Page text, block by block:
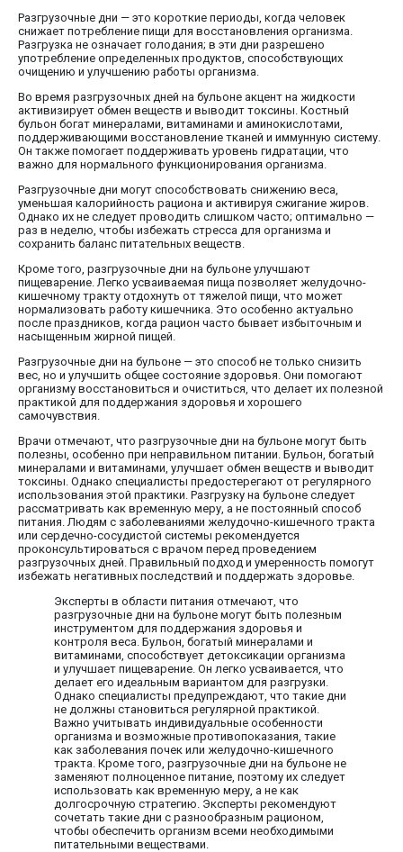
Разгрузочные дни — это короткие периоды, когда человек
снижает потребление пищи для восстановления организма.
Разгрузка не означает голодания; в эти дни разрешено
употребление определенных продуктов, способствующих
очищению и улучшению работы организма.
Во время разгрузочных дней на бульоне акцент на жидкости
активизирует обмен веществ и выводит токсины. Костный
бульон богат минералами, витаминами и аминокислотами,
поддерживающими восстановление тканей и иммунную систему.
Он также помогает поддерживать уровень гидратации, что
важно для нормального функционирования организма.
Разгрузочные дни могут способствовать снижению веса,
уменьшая калорийность рациона и активируя сжигание жиров.
Однако их не следует проводить слишком часто; оптимально —
раз в неделю, чтобы избежать стресса для организма и
сохранить баланс питательных веществ.
Кроме того, разгрузочные дни на бульоне улучшают
пищеварение. Легко усваиваемая пища позволяет желудочно-
кишечному тракту отдохнуть от тяжелой пищи, что может
нормализовать работу кишечника. Это особенно актуально
после праздников, когда рацион часто бывает избыточным и
насыщенным жирной пищей.
Разгрузочные дни на бульоне — это способ не только снизить
вес, но и улучшить общее состояние здоровья. Они помогают
организму восстановиться и очиститься, что делает их полезной
практикой для поддержания здоровья и хорошего
самочувствия.
Врачи отмечают, что разгрузочные дни на бульоне могут быть
полезны, особенно при неправильном питании. Бульон, богатый
минералами и витаминами, улучшает обмен веществ и выводит
токсины. Однако специалисты предостерегают от регулярного
использования этой практики. Разгрузку на бульоне следует
рассматривать как временную меру, а не постоянный способ
питания. Людям с заболеваниями желудочно-кишечного тракта
или сердечно-сосудистой системы рекомендуется
проконсультироваться с врачом перед проведением
разгрузочных дней. Правильный подход и умеренность помогут
избежать негативных последствий и поддержать здоровье.
Эксперты в области питания отмечают, что
разгрузочные дни на бульоне могут быть полезным
инструментом для поддержания здоровья и
контроля веса. Бульон, богатый минералами и
витаминами, способствует детоксикации организма
и улучшает пищеварение. Он легко усваивается, что
делает его идеальным вариантом для разгрузки.
Однако специалисты предупреждают, что такие дни
не должны становиться регулярной практикой.
Важно учитывать индивидуальные особенности
организма и возможные противопоказания, такие
как заболевания почек или желудочно-кишечного
тракта. Кроме того, разгрузочные дни на бульоне не
заменяют полноценное питание, поэтому их следует
использовать как временную меру, а не как
долгосрочную стратегию. Эксперты рекомендуют
сочетать такие дни с разнообразным рационом,
чтобы обеспечить организм всеми необходимыми
питательными веществами.